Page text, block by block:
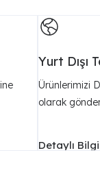
Yurt Dışı
Ürünlerimizi
olarak
Detaylı Bilgi